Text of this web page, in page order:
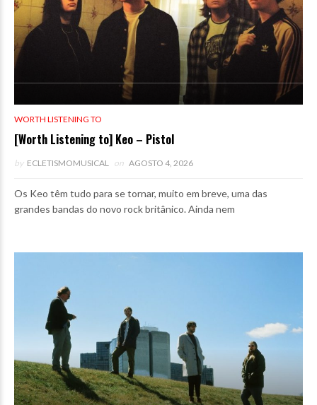
WORTH LISTENING TO
[Worth Listening to] Keo – Pistol
by ECLETISMOMUSICAL on AGOSTO 4, 2026
Os Keo têm tudo para se tornar, muito em breve, uma das
grandes bandas do novo rock britânico. Ainda nem